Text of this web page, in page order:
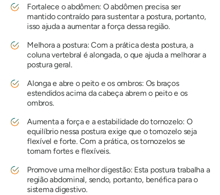
Fortalece o abdômen: O abdômen precisa ser
mantido contraído para sustentar a postura, portanto,
isso ajuda a aumentar a força dessa região.
Melhora a postura: Com a prática desta postura, a
coluna vertebral é alongada, o que ajuda a melhorar a
postura geral.
Alonga e abre o peito e os ombros: Os braços
estendidos acima da cabeça abrem o peito e os
ombros.
Aumenta a força e a estabilidade do tornozelo: O
equilíbrio nessa postura exige que o tornozelo seja
flexível e forte. Com a prática, os tornozelos se
tornam fortes e flexíveis.
Promove uma melhor digestão: Esta postura trabalha a
região abdominal, sendo, portanto, benéfica para o
sistema digestivo.